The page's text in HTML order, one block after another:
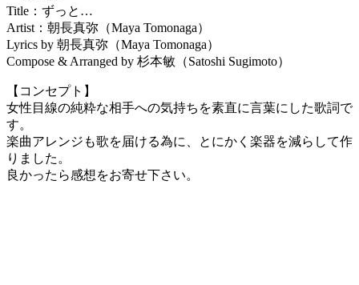
Title：ずっと…
Artist：朝長真弥（Maya Tomonaga）
Lyrics by 朝長真弥（Maya Tomonaga）
Compose & Arranged by 杉本敏（Satoshi Sugimoto）
【コンセプト】
女性目線の純粋な相手への気持ちを素直に言葉にした歌詞で
す。
楽曲アレンジも歌を届ける為に、とにかく楽器を減らして作
りました。
良かったら感想をお寄せ下さい。